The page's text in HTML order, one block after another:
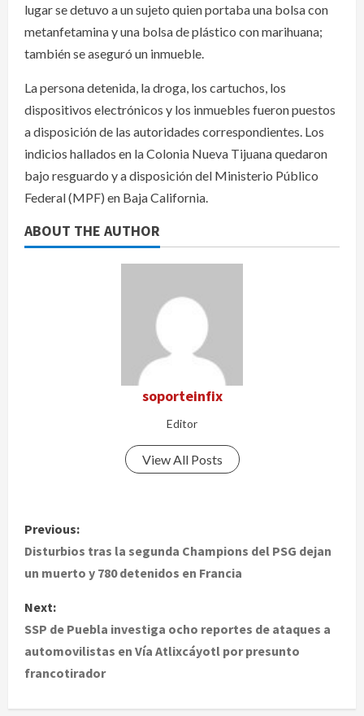
lugar se detuvo a un sujeto quien portaba una bolsa con
metanfetamina y una bolsa de plástico con marihuana;
también se aseguró un inmueble.
La persona detenida, la droga, los cartuchos, los
dispositivos electrónicos y los inmuebles fueron puestos
a disposición de las autoridades correspondientes. Los
indicios hallados en la Colonia Nueva Tijuana quedaron
bajo resguardo y a disposición del Ministerio Público
Federal (MPF) en Baja California.
ABOUT THE AUTHOR
soporteinfix
Editor
View All Posts
P
o
t
n
Previous:
Disturbios tras la segunda Champions del PSG dejan
un muerto y 780 detenidos en Francia
Next:
SSP de Puebla investiga ocho reportes de ataques a
automovilistas en Vía Atlixcáyotl por presunto
francotirador